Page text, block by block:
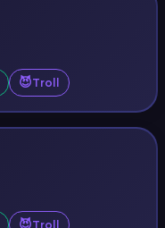
😈Troll
😈Troll